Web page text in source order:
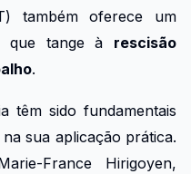
também oferece um
que tange à rescisão
.
têm sido fundamentais
sua aplicação prática.
France Hirigoyen,